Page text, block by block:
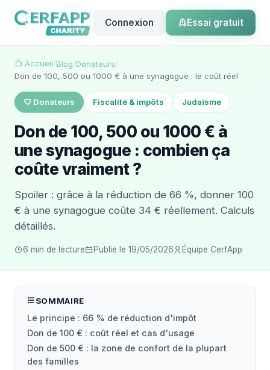
Connexion Essai gratuit
Accueil/Blog/Donateurs/
Don de 100, 500 ou 1000 € à une synagogue : le coût réel
Donateurs Fiscalité & impôts Judaïsme
Don de 100, 500 ou 1000 € à
une synagogue : combien ça
coûte vraiment ?
Spoiler : grâce à la réduction de 66 %, donner 100
€ à une synagogue coûte 34 € réellement. Calculs
détaillés.
6 min de lecture Publié le 19/05/2026 Équipe CerfApp
SOMMAIRE
Le principe : 66 % de réduction d'impôt
Don de 100 € : coût réel et cas d'usage
Don de 500 € : la zone de confort de la plupart
des familles